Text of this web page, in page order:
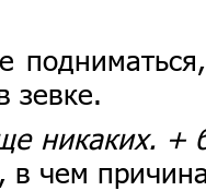
зевке.
никаких. +
в чем